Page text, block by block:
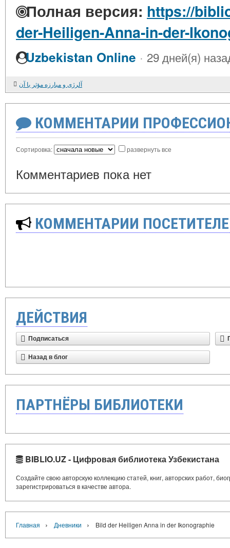
Полная версия: https://
der-Heiligen-Anna-in-der-
Uzbekistan Online · 29 дней(я)
آلرژی و مبارزه مؤثر با آن
КОММЕНТАРИИ
Сортировка: развернуть все
Комментариев пока нет
КОММЕНТАРИИ
ДЕЙСТВИЯ
Подписаться
Назад в блог
ПАРТНЁРЫ БИБЛИОТЕКИ
BIBLIO.UZ - Цифровая библиотека Узбекистана
Создайте свою авторскую коллекцию статей, книг, авторских работ,
зарегистрироваться в качестве автора.
Главная › Дневники › Bild der Heiligen Anna in der Ikonographie